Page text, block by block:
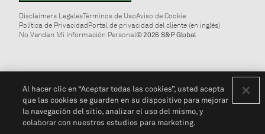
Disclaimers LegalesTérminos de UsoAviso de Cookie
Política de PrivacidadPortal de privacidad del cliente (en inglés)
No Vendan Mi Información Personal© 2026 S&P Global
Al hacer clic en “Aceptar todas las cookies”, usted acepta
que las cookies se guarden en su dispositivo para mejorar
la navegación del sitio, analizar el uso del mismo, y
colaborar con nuestros estudios para marketing.